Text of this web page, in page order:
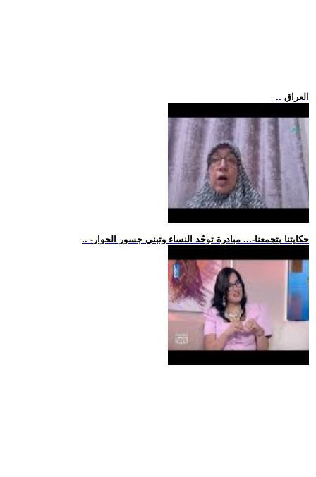
.. العراق
.. -حكايتنا بتجمعنا-... مبادرة توحّد النساء وتبني جسور الحوار